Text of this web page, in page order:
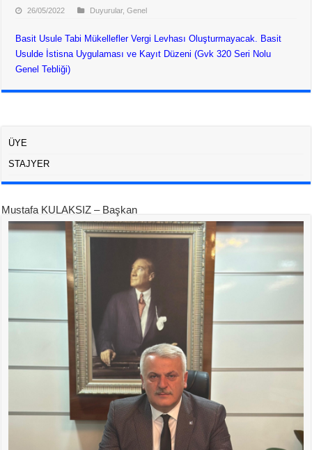
26/05/2022 Duyurular,Genel
Basit Usule Tabi Mükellefler Vergi Levhası Oluşturmayacak. Basit
Usulde İstisna Uygulaması ve Kayıt Düzeni (Gvk 320 Seri Nolu
Genel Tebliği)
ÜYE
STAJYER
Mustafa KULAKSIZ – Başkan